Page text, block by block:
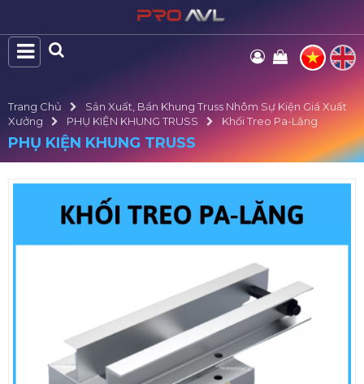
Trang Chủ
Sản Xuất, Bán Khung Truss Nhôm Sự Kiện Giá Xuất
Xưởng
PHỤ KIỆN KHUNG TRUSS Khối Treo Pa-Lăng
PHỤ KIỆN KHUNG TRUSS